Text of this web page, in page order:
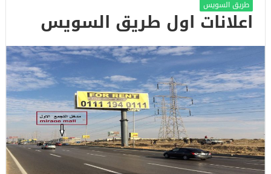
طريق السويس
اعلانات اول طريق السويس